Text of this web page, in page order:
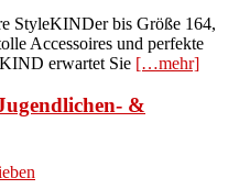
StyleKINDer bis Größe 164,
Accessoires und perfekte
erwartet Sie […mehr]
&